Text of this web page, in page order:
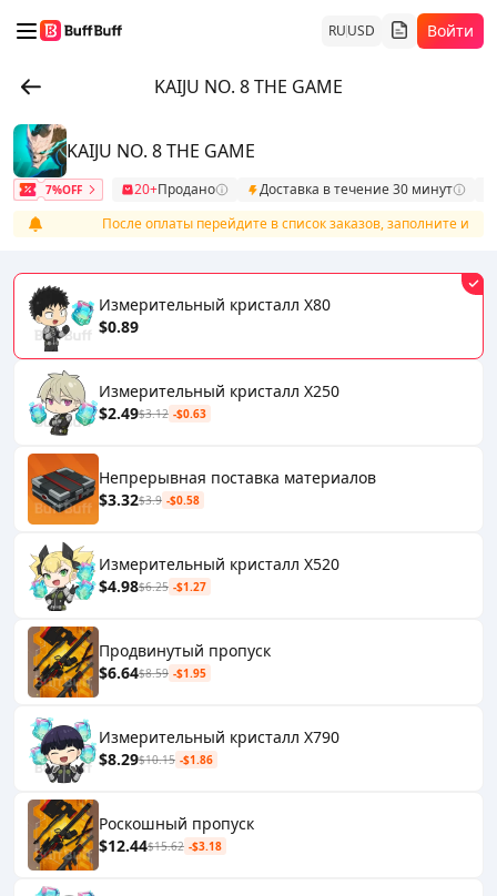
RUUSD Войти
KAIJU NO. 8 THE GAME
KAIJU NO. 8 THE GAME
7%OFF 20+Продано
Доставка в течение 30 минут
После оплаты перейдите в список заказов, заполните
Измерительный кристалл X80
$0.89
Измерительный кристалл X250
$2.49$3.12 -$0.63
Непрерывная поставка материалов
$3.32$3.9 -$0.58
Измерительный кристалл X520
$4.98$6.25 -$1.27
Продвинутый пропуск
$6.64$8.59 -$1.95
Измерительный кристалл X790
$8.29$10.15 -$1.86
Роскошный пропуск
$12.44$15.62 -$3.18